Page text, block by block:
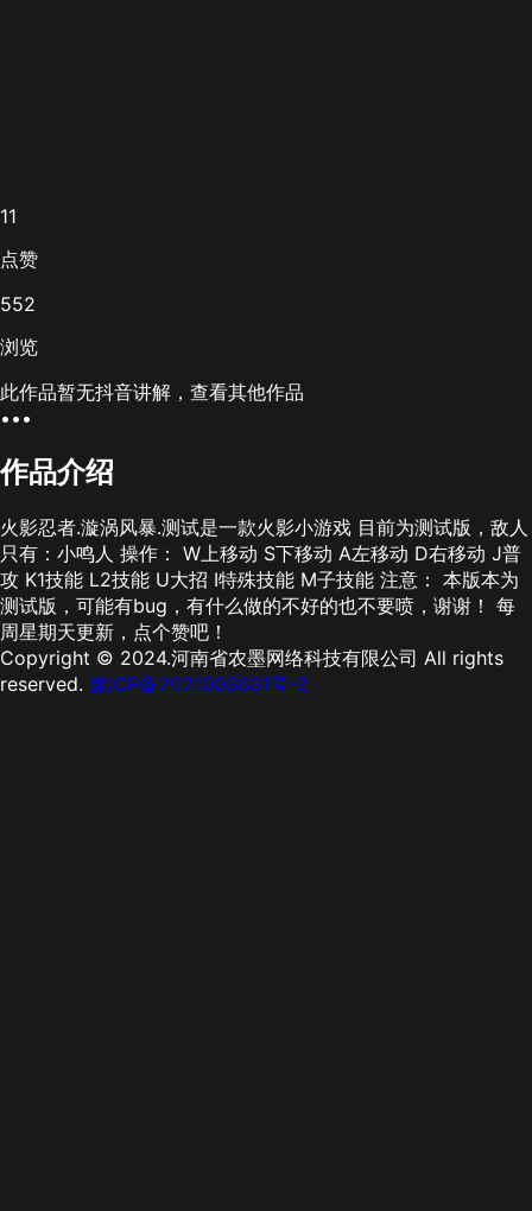
11
点赞
552
浏览
此作品暂无抖音讲解，查看其他作品
•••
作品介绍
火影忍者.漩涡风暴.测试是一款火影小游戏 目前为测试版，敌人
只有：小鸣人 操作： W上移动 S下移动 A左移动 D右移动 J普
攻 K1技能 L2技能 U大招 I特殊技能 M子技能 注意： 本版本为
测试版，可能有bug，有什么做的不好的也不要喷，谢谢！ 每
周星期天更新，点个赞吧！
Copyright © 2024.河南省农墨网络科技有限公司 All rights
reserved. 豫ICP备2021003631号-2